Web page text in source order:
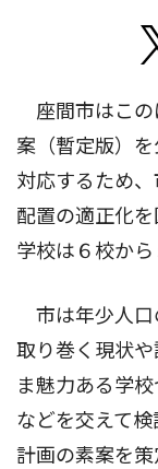
座間市はこの
案（暫定版）
対応するため
配置の適正化
学校は６校から
市は年少人口
取り巻く現状
ま魅力ある学
などを交えて
計画の素案を